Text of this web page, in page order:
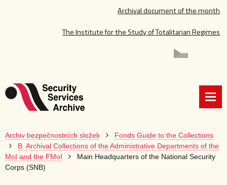
Archival document of the month
The Institute for the Study of Totalitarian Regimes
Archiv bezpečnostních složek
Fonds Guide to the Collections
B. Archival Collections of the Administrative Departments of the
MoI and the FMoI
Main Headquarters of the National Security
Corps (SNB)